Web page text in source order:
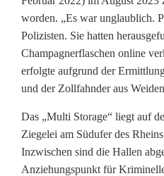
u
g
e
a
u
s
worden. „Es war unglaublich.
Polizisten. Sie hatten
Champagnerflaschen online
erfolgte aufgrund der
und der Zollfahnder aus
Das „Multi Storage“ liegt auf
Ziegelei am Südufer des
Inzwischen sind die Hallen
Anziehungspunkt für